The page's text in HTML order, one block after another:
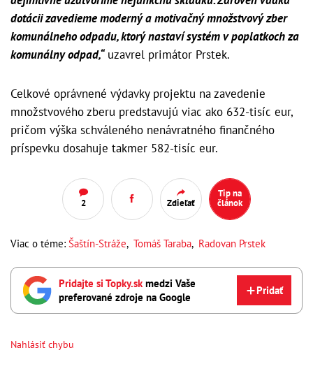
dotácii zavedieme moderný a motivačný množstvový zber
komunálneho odpadu, ktorý nastaví systém v poplatkoch za
komunálny odpad,“uzavrel primátor Prstek.
Celkové oprávnené výdavky projektu na zavedenie
množstvového zberu predstavujú viac ako 632-tisíc eur,
pričom výška schváleného nenávratného finančného
príspevku dosahuje takmer 582-tisíc eur.
2 Zdieľať
Tip na
článok
Viac o téme: Šaštín-Stráže, Tomáš Taraba, Radovan Prstek
Pridajte si Topky.skmedzi Vaše
preferované zdroje na Google
Pridať
Nahlásiť chybu